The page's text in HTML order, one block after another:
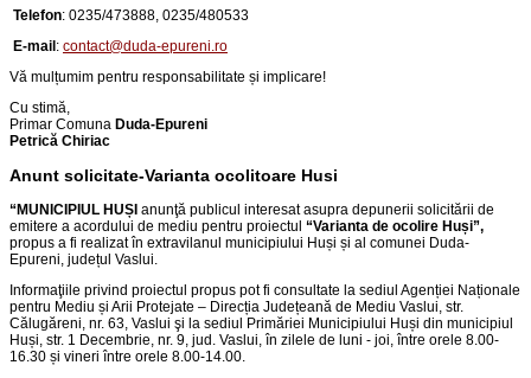
Telefon: 0235/473888, 0235/480533
E-mail : contact@duda-epureni.ro
Vă mulțumim pentru responsabilitate și implicare!
Cu stimă,
Primar Comuna Duda-Epureni
Petrică Chiriac
Anunt solicitate-Varianta ocolitoare Husi
“MUNICIPIUL HUȘI anunţă publicul interesat asupra depunerii solicitării de
emitere a acordului de mediu pentru proiectul “Varianta de ocolire Huși”,
propus a fi realizat în extravilanul municipiului Huși și al comunei Duda-
Epureni, județul Vaslui.
Informaţiile privind proiectul propus pot fi consultate la sediul Agenției Naționale
pentru Mediu și Arii Protejate – Direcția Județeană de Mediu Vaslui, str.
Călugăreni, nr. 63, Vaslui şi la sediul Primăriei Municipiului Huși din municipiul
Huși, str. 1 Decembrie, nr. 9, jud. Vaslui, în zilele de luni - joi, între orele 8.00-
16.30 și vineri între orele 8.00-14.00.